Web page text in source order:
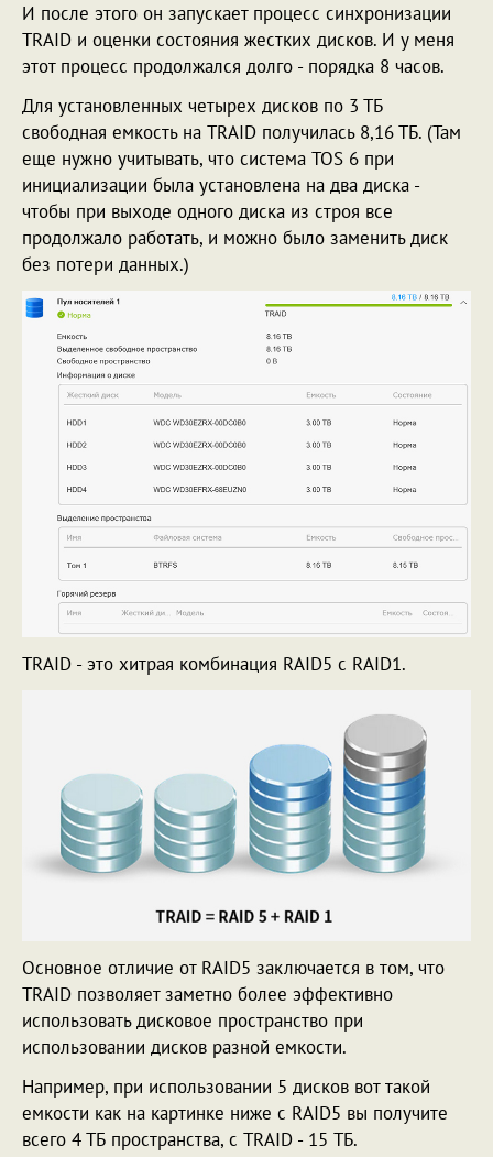
И после этого он запускает процесс синхронизации
TRAID и оценки состояния жестких дисков. И у меня
этот процесс продолжался долго - порядка 8 часов.
Для установленных четырех дисков по 3 ТБ
свободная емкость на TRAID получилась 8,16 ТБ. (Там
еще нужно учитывать, что система TOS 6 при
инициализации была установлена на два диска -
чтобы при выходе одного диска из строя все
продолжало работать, и можно было заменить диск
без потери данных.)
TRAID - это хитрая комбинация RAID5 с RAID1.
Основное отличие от RAID5 заключается в том, что
TRAID позволяет заметно более эффективно
использовать дисковое пространство при
использовании дисков разной емкости.
Например, при использовании 5 дисков вот такой
емкости как на картинке ниже с RAID5 вы получите
всего 4 ТБ пространства, с TRAID - 15 ТБ.